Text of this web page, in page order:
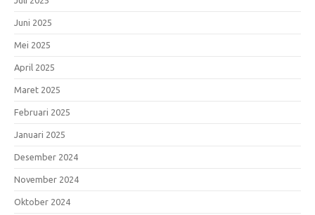
Juni 2025
Mei 2025
April 2025
Maret 2025
Februari 2025
Januari 2025
Desember 2024
November 2024
Oktober 2024